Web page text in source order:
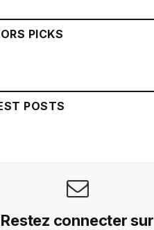
PICKS
POSTS
Restez connecter sur